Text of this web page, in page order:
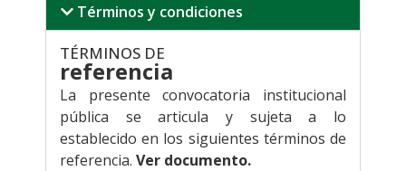
Términos y condiciones
TÉRMINOS DE
referencia
La presente convocatoria institucional
pública se articula y sujeta a lo
establecido en los siguientes términos de
referencia. Ver documento.